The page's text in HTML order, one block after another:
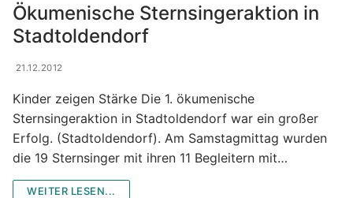
Ökumenische Sternsingeraktion in
Stadtoldendorf
21.12.2012
Kinder zeigen Stärke Die 1. ökumenische
Sternsingeraktion in Stadtoldendorf war ein großer
Erfolg. (Stadtoldendorf). Am Samstagmittag wurden
die 19 Sternsinger mit ihren 11 Begleitern mit…
WEITER LESEN...